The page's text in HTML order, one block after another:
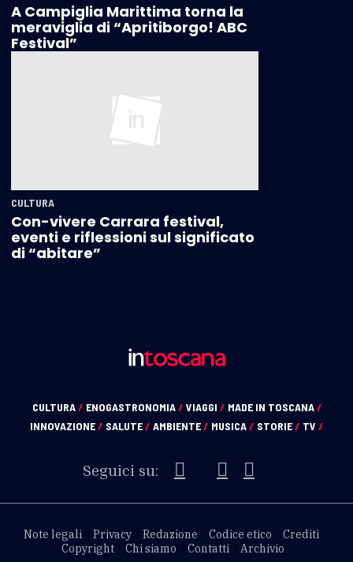
A Campiglia Marittima torna la
meraviglia di “Apritiborgo! ABC
Festival”
CULTURA
Con-vivere Carrara festival,
eventi e riflessioni sul significato
di “abitare”
CULTURA/ ENOGASTRONOMIA/ VIAGGI / MADE IN TOSCANA/
INNOVAZIONE/ SALUTE/ AMBIENTE/ MUSICA/ STORIE/ TV /
Seguici su:
Note legali Privacy Redazione Codice etico
Crediti
Copyright
Chi siamo Contatti Archivio